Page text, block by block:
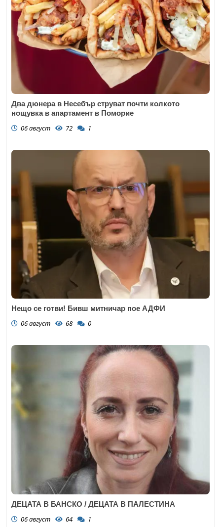
Два дюнера в Несебър струват почти колкото
нощувка в апартамент в Поморие
06 август 72 1
Нещо се готви! Бивш митничар пое АДФИ
06 август 68 0
ДЕЦАТА В БАНСКО / ДЕЦАТА В ПАЛЕСТИНА
06 август 64 1